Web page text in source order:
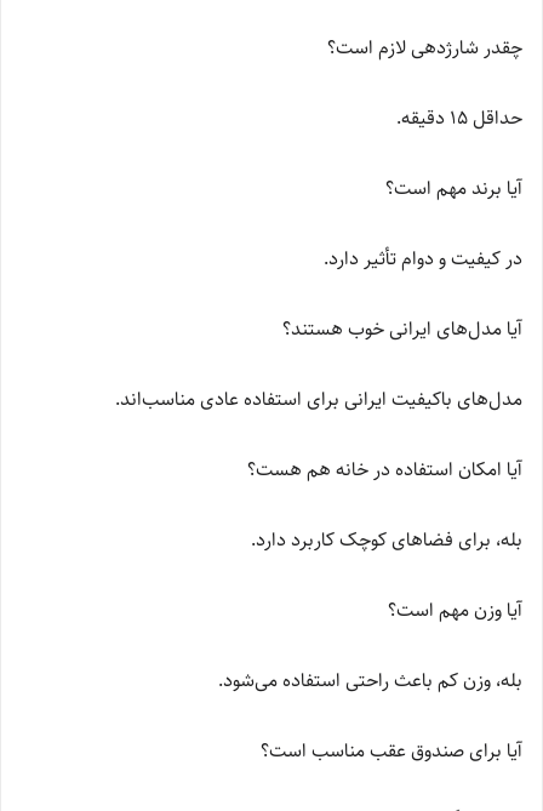
چقدر شارژدهی لازم است؟
حداقل 15 دقیقه.
آیا برند مهم است؟
در کیفیت و دوام تأثیر دارد.
آیا مدل‌های ایرانی خوب هستند؟
مدل‌های باکیفیت ایرانی برای استفاده عادی مناسب‌اند.
آیا امکان استفاده در خانه هم هست؟
بله، برای فضاهای کوچک کاربرد دارد.
آیا وزن مهم است؟
بله، وزن کم باعث راحتی استفاده می‌شود.
آیا برای صندوق عقب مناسب است؟